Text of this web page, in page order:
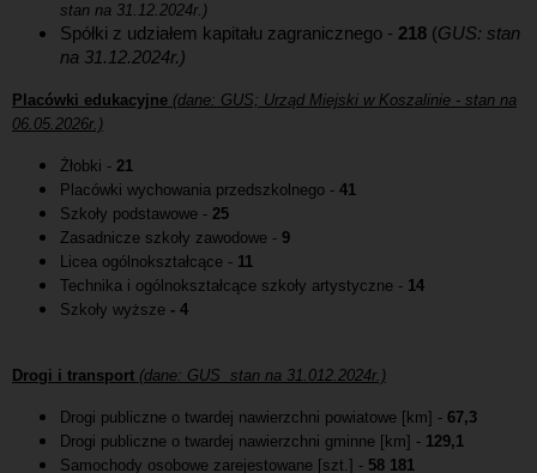
stan na 31.12.2024r.)
Spółki z udziałem kapitału zagranicznego - 218 (GUS: stan
na 31.12.2024r.)
Placówki edukacyjne (dane: GUS; Urząd Miejski w Koszalinie - stan na
06.05.2026r.)
Żłobki - 21
Placówki wychowania przedszkolnego - 41
Szkoły podstawowe - 25
Zasadnicze szkoły zawodowe - 9
Licea ogólnokształcące - 11
Technika i ogólnokształcące szkoły artystyczne - 14
Szkoły wyższe - 4
Drogi i transport (dane: GUS stan na 31.012.2024r.)
Drogi publiczne o twardej nawierzchni powiatowe [km] - 67,3
Drogi publiczne o twardej nawierzchni gminne [km] - 129,1
Samochody osobowe zarejestowane [szt.] - 58 181